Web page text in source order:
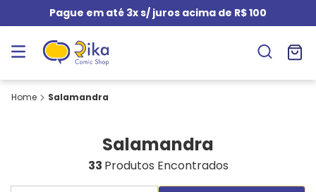
Pague em até 3x s/ juros acima de R$ 100
Salamandra
Salamandra
33 Produtos Encontrados